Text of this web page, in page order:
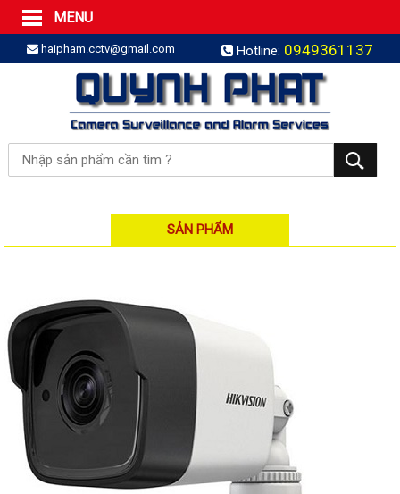
MENU
Trang Chủ
Sản phẩm
SẢN PHẨM TRỌN GÓI
LẮP BÁO TRỘM TRỌN GÓI
LẮP CAMERA TRỌN GÓI
Camera IP
Camera IP KBVISION
Camera IP HIKVISION
Camera IP Visionhitech
Đầu ghi IP | NVR
Đầu ghi IP HIKVISION
Đầu ghi IP KBVISION
Đầu ghi IP HDParagon
Đầu ghi IP Dahua
haipham.cctv@gmail.com Hotline: 0949361137
SẢN PHẨM